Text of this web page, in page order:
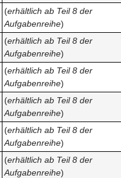
(erhältlich ab Teil 8 der
Aufgabenreihe)
(erhältlich ab Teil 8 der
Aufgabenreihe)
(erhältlich ab Teil 8 der
Aufgabenreihe)
(erhältlich ab Teil 8 der
Aufgabenreihe)
(erhältlich ab Teil 8 der
Aufgabenreihe)
(erhältlich ab Teil 8 der
Aufgabenreihe)